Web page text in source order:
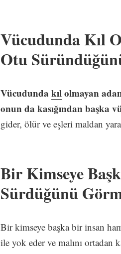
Vücudunda Kıl
Otu
Vücudundakılolmayan
onun da kasığından başka
gider, ölür ve eşleri maldan
Bir Kimseye
Sürdüğünü
Bir kimseye başka bir insan
ile yok eder ve malını ortadan